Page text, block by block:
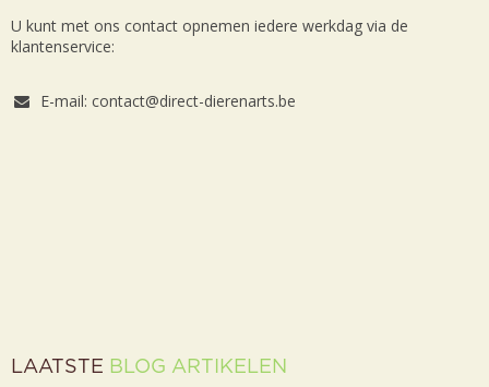
U kunt met ons contact opnemen iedere werkdag via de
klantenservice:
E-mail: contact@direct-dierenarts.be
LAATSTE BLOG ARTIKELEN